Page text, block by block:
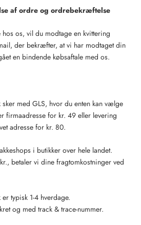
af ordre og ordrebekræftelse
os, vil du modtage en kvittering
der bekræfter, at vi har modtaget din
en bindende købsaftale med os.
med GLS, hvor du enten kan vælge
firmaadresse for kr. 49 eller levering
adresse for kr. 80.
i butikker over hele landet.
betaler vi dine fragtomkostninger ved
typisk 1-4 hverdage.
og med track & trace-nummer.